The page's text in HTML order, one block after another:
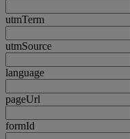
utmTerm
utmSource
language
pageUrl
formId